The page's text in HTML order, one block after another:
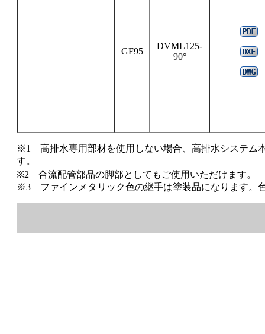
GF95
DVML125-
90°
※1 高排水専用部材を使用しない場合、高排水システム
す。
※2 合流配管部品の脚部としてもご使用いただけます。
※3 ファインメタリック色の継手は塗装品になります。